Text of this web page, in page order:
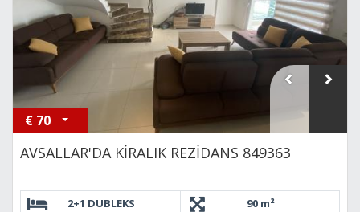
€ 70
AVSALLAR'DA KİRALIK REZİDANS 849363
2+1 DUBLEKS
90 m²